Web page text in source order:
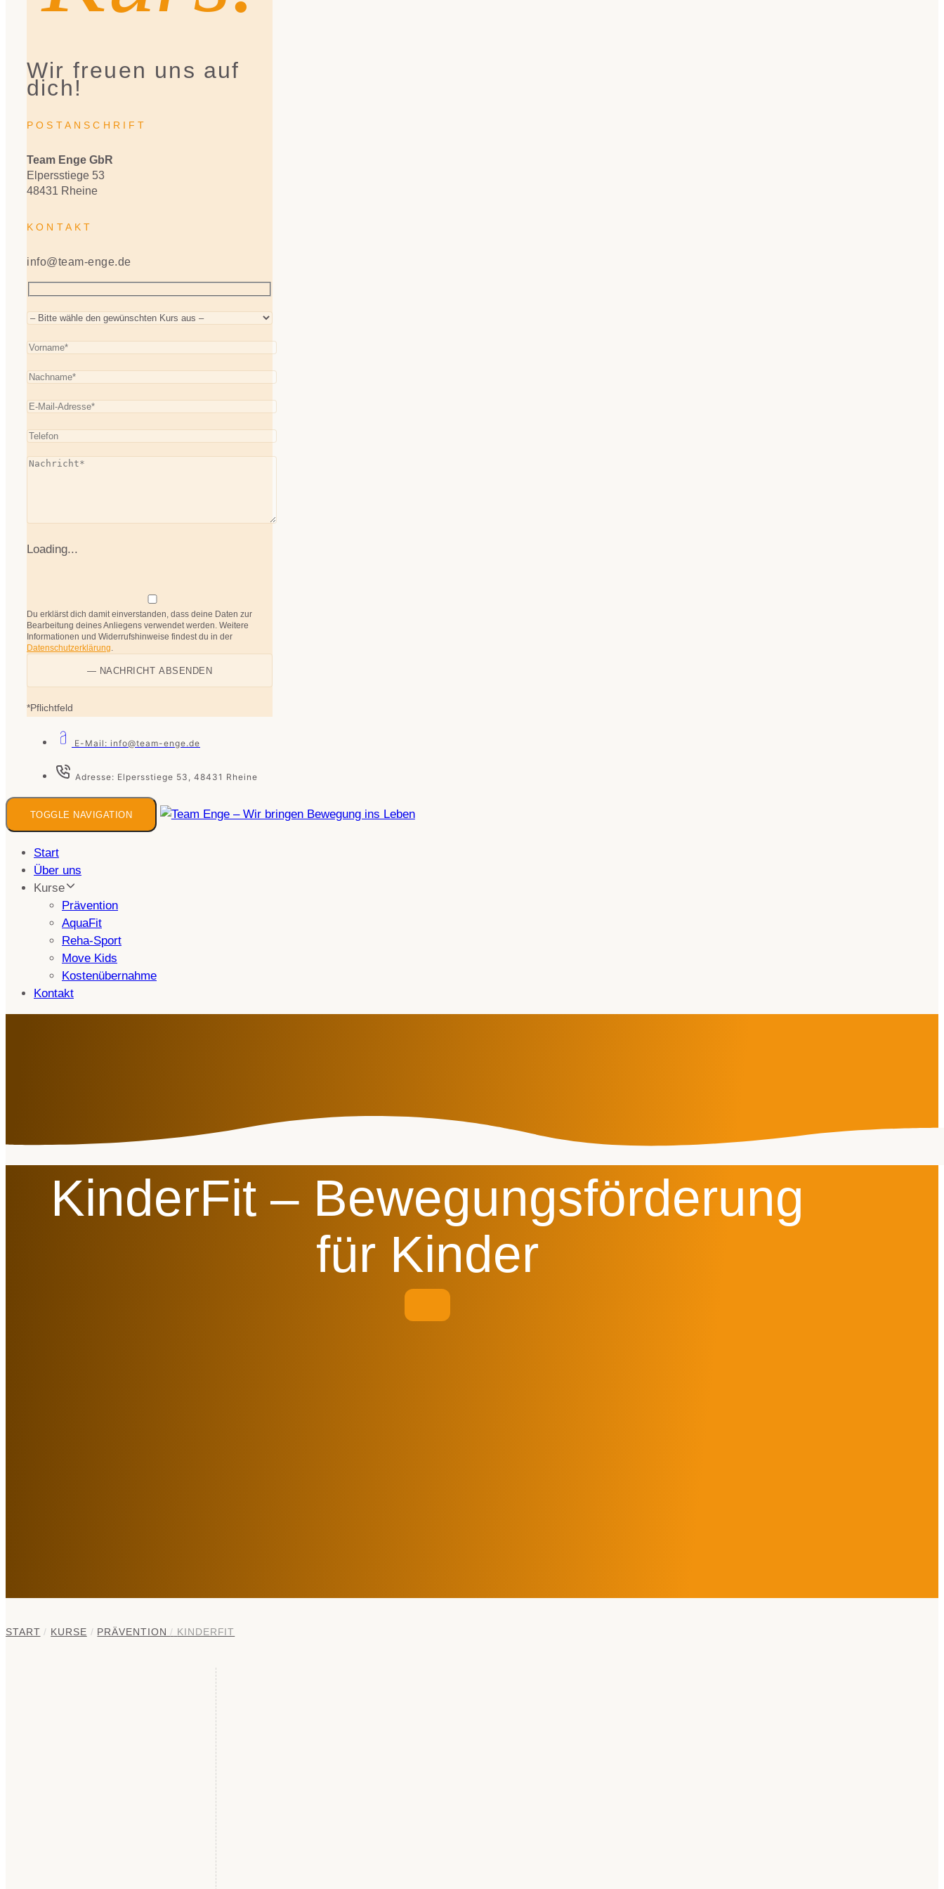
Wir freuen uns auf
dich!
POSTANSCHRIFT
Team Enge GbR
Elpersstiege 53
48431 Rheine
KONTAKT
info@team-enge.de
Loading...
Du erklärst dich damit einverstanden, dass deine Daten zur
Bearbeitung deines Anliegens verwendet werden. Weitere
Informationen und Widerrufshinweise findest du in der
Datenschutzerklärung.
*Pflichtfeld
E-Mail: info@team-enge.de
Adresse: Elpersstiege 53, 48431 Rheine
TOGGLE NAVIGATION
Start
Über uns
Kurse
Prävention
AquaFit
Reha-Sport
Move Kids
Kostenübernahme
Kontakt
KinderFit – Bewegungsförderung
für Kinder
START / KURSE / PRÄVENTION / KINDERFIT